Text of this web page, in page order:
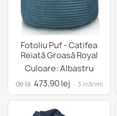
Fotoliu Puf - Catifea
Reiată Groasă Royal
Culoare: Albastru
de la 473,90 lej · 3 mărimi